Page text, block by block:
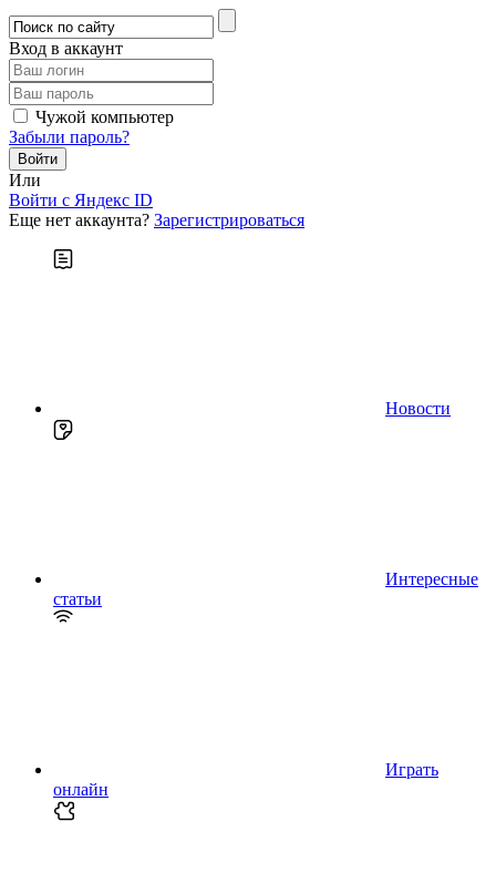
Вход в аккаунт
Чужой компьютер
Забыли пароль?
Или
Войти c Яндекс ID
Еще нет аккаунта? Зарегистрироваться
Новости
Интересные
статьи
Играть
онлайн